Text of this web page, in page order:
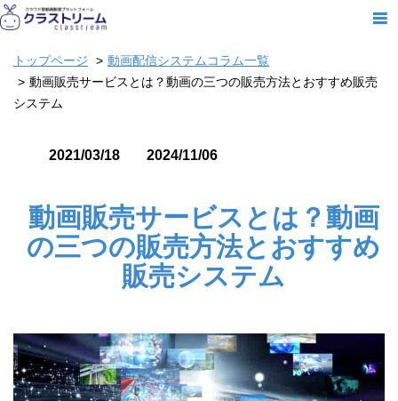
トップページ
動画配信システムコラム一覧
動画販売サービスとは？動画の三つの販売方法とおすすめ販売
システム
2021/03/18 2024/11/06
動画販売サービスとは？動画
の三つの販売方法とおすすめ
販売システム